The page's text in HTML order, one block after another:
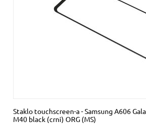
Staklo touchscreen-a - Samsung A606
M40 black (crni) ORG (MS)